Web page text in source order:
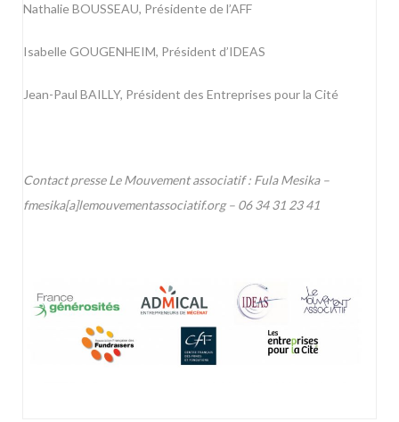
Nathalie BOUSSEAU, Présidente de l’AFF
Isabelle GOUGENHEIM, Président d’IDEAS
Jean-Paul BAILLY, Président des Entreprises pour la Cité
Contact presse Le Mouvement associatif : Fula Mesika –
fmesika[a]lemouvementassociatif.org – 06 34 31 23 41